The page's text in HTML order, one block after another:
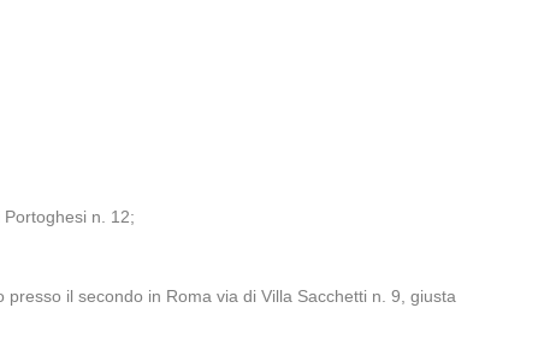
n. 12;
il secondo in Roma via di Villa Sacchetti n. 9, giusta